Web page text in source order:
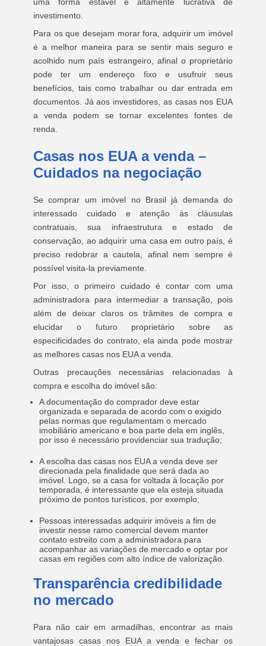
investimento.
Para os que desejam morar fora, adquirir um imóvel
é a melhor maneira para se sentir mais seguro e
acolhido num país estrangeiro, afinal o proprietário
pode ter um endereço fixo e usufruir seus
benefícios, tais como trabalhar ou dar entrada em
documentos. Já aos investidores, as casas nos EUA
a venda podem se tornar excelentes fontes de
renda.
Casas nos EUA a venda –
Cuidados na negociação
Se comprar um imóvel no Brasil já demanda do
interessado cuidado e atenção às cláusulas
contratuais, sua infraestrutura e estado de
conservação, ao adquirir uma casa em outro país, é
preciso redobrar a cautela, afinal nem sempre é
possível visita-la previamente.
Por isso, o primeiro cuidado é contar com uma
administradora para intermediar a transação, pois
além de deixar claros os trâmites de compra e
elucidar o futuro proprietário sobre as
especificidades do contrato, ela ainda pode mostrar
as melhores casas nos EUA a venda.
Outras precauções necessárias relacionadas à
compra e escolha do imóvel são:
A documentação do comprador deve estar
organizada e separada de acordo com o exigido
pelas normas que regulamentam o mercado
imobiliário americano e boa parte dela em inglês,
por isso é necessário providenciar sua tradução;
A escolha das casas nos EUA a venda deve ser
direcionada pela finalidade que será dada ao
imóvel. Logo, se a casa for voltada à locação por
temporada, é interessante que ela esteja situada
próximo de pontos turísticos, por exemplo;
Pessoas interessadas adquirir imóveis a fim de
investir nesse ramo comercial devem manter
contato estreito com a administradora para
acompanhar as variações de mercado e optar por
casas em regiões com alto índice de valorização.
Transparência credibilidade
no mercado
Para não cair em armadilhas, encontrar as mais
vantajosas casas nos EUA a venda e fechar os